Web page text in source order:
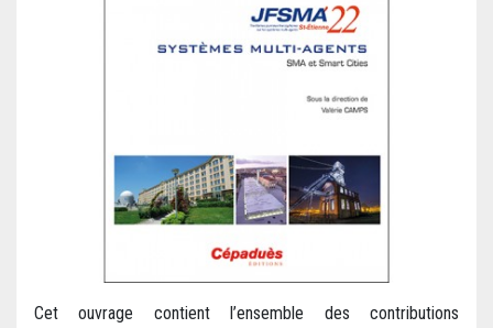
Cet ouvrage contient l’ensemble des contributions